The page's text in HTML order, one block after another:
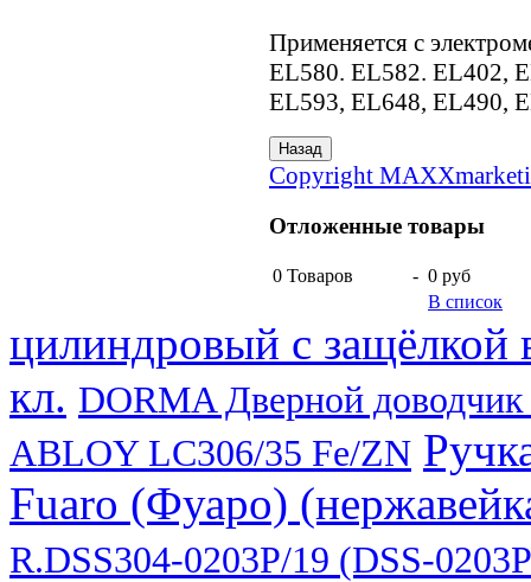
Применяется с
EL580. EL582. EL402,
EL593, EL648, EL490,
Copyright
Отложенные товары
0 Товаров - 0 руб
В список
цилиндровый с защёлкой
кл. DORMA Дверной
ABLOY LC306/35 Fe/ZN
Fuaro (Фуаро)
R.DSS304-0203P/19 (DSS-